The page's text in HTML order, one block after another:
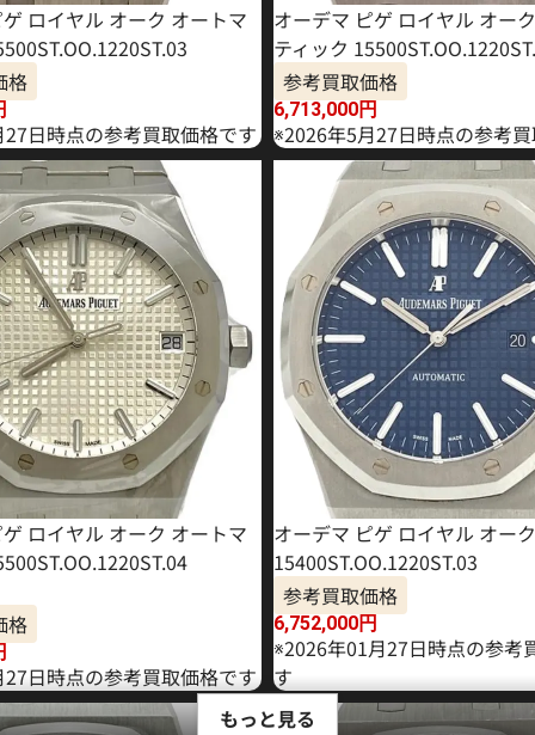
ロイヤル オーク オートマ
格
日時点の参考買取価格です
オーデマ ピゲ ロイヤル オー
ティック
参考買取価格
6,713,000円
※2026年5月27日時点の参考
ロイヤル オーク オートマ
格
日時点の参考買取価格です
オーデマ ピゲ ロイヤル オーク
15400ST.OO.1220ST.03
参考買取価格
6,752,000円
※2026年01月27日時点の参考
す
もっと見る